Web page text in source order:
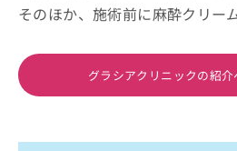
そのほか、施術前に麻酔クリー
グラシアクリニックの紹